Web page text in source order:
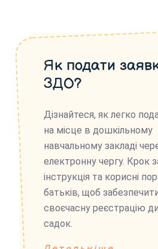
Як подати
ЗДО?
Дізнайтеся, як легко
на місце в дошкільному
навчальному закладі
електронну чергу. Крок
інструкція та корисні
батьків, щоб
своєчасну реєстрацію
садок.